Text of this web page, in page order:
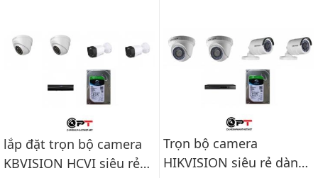
lắp đặt trọn bộ camera
KBVISION HCVI siêu rẻ
Trọn bộ camera
HIKVISION siêu rẻ dành